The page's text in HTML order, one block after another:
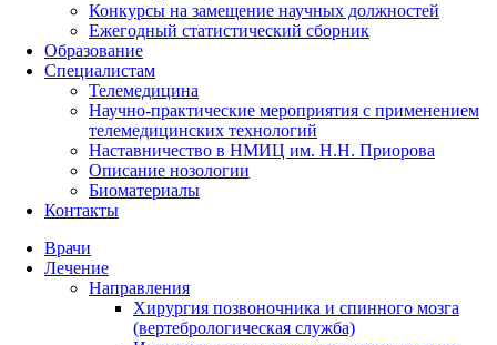
Конкурсы на замещение научных должностей
Ежегодный статистический сборник
Образование
Специалистам
Телемедицина
Научно-практические мероприятия с применением
телемедицинских технологий
Наставничество в НМИЦ им. Н.Н. Приорова
Описание нозологии
Биоматериалы
Контакты
Врачи
Лечение
Направления
Хирургия позвоночника и спинного мозга
(вертебрологическая служба)